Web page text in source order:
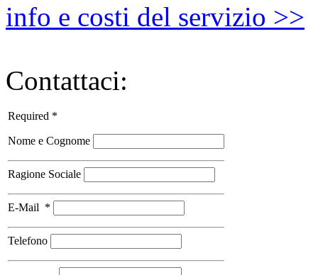
info e costi del servizio >>
Contattaci:
Required *
Nome e Cognome
Ragione Sociale
E-Mail *
Telefono